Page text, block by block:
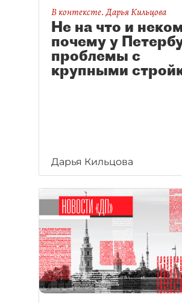
В контексте. Дарья Кильцова
Не на что и
почему у
проблемы с
крупными
Дарья Кильцова